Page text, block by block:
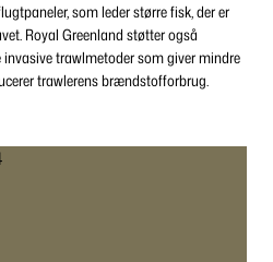
som leder større fisk, der er
Royal Greenland støtter også
trawlmetoder som giver mindre
trawlerens brændstofforbrug.